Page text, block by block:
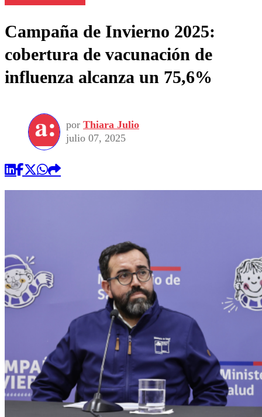
Campaña de Invierno 2025:
cobertura de vacunación de
influenza alcanza un 75,6%
por Thiara Julio
julio 07, 2025